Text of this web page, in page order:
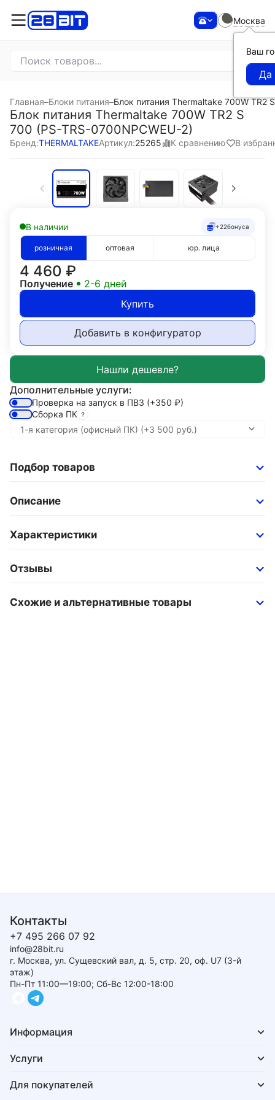
Москва
Ваш
Главная–Блоки питания–Блок питания Thermaltake 700W TR2
Блок питания Thermaltake 700W TR2 S
700 (PS-TRS-0700NPCWEU-2)
Бренд:THERMALTAKEАртикул:25265 К сравнению В
В наличии +22бонуса
розничная оптовая юр. лица
4 460 ₽
Получение
2-6 дней
Купить
Добавить в конфигуратор
Дополнительные услуги:
Проверка на запуск в ПВЗ (+350 ₽)
Сборка ПК
Подбор товаров
Описание
Характеристики
Отзывы
Схожие и альтернативные товары
Контакты
+7 495 266 07 92
info@28bit.ru
г. Москва, ул. Сущевский вал, д. 5, стр. 20, оф. U7 (3-й
этаж)
Пн-Пт 11:00—19:00; Сб-Вс 12:00-18:00
Информация
Услуги
Для покупателей